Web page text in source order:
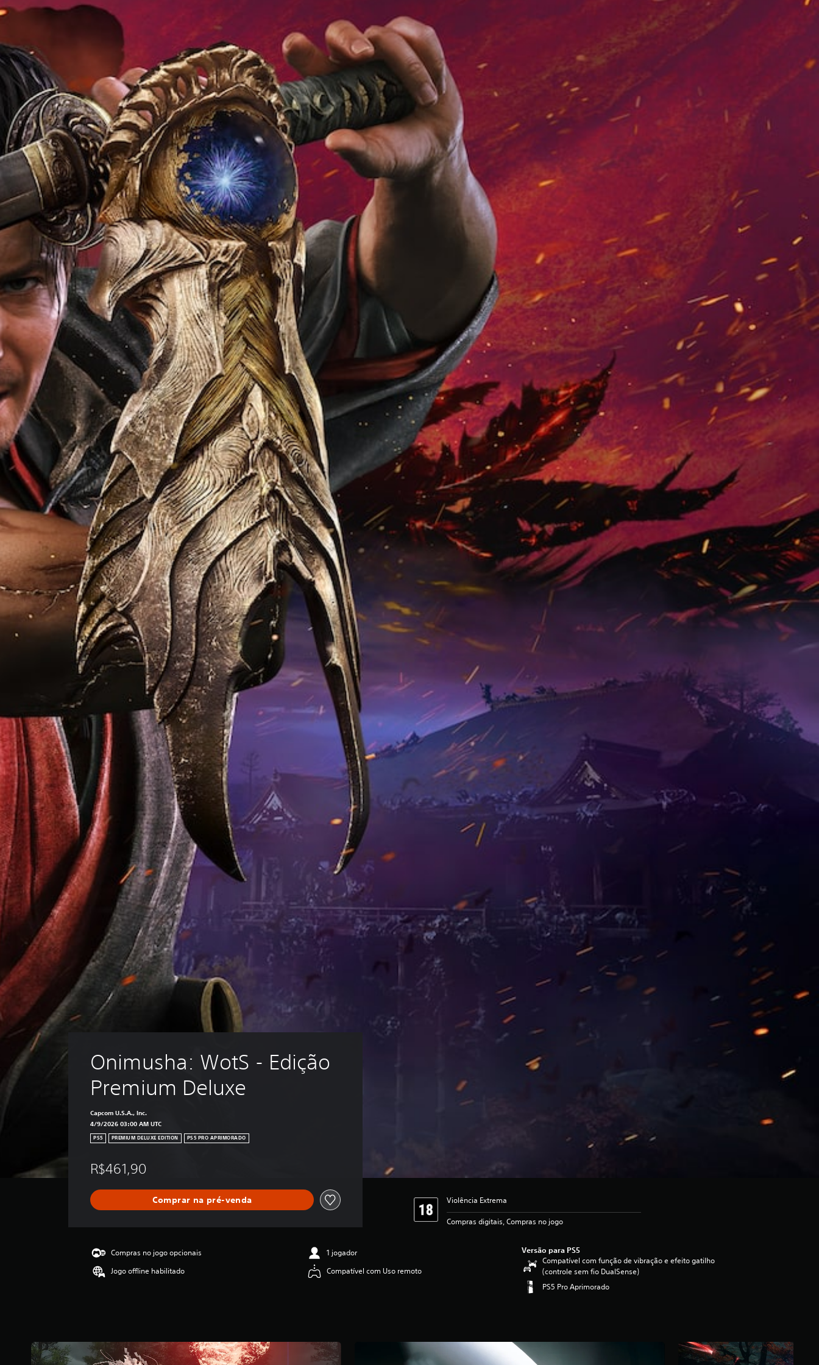
Onimusha: WotS - Edição
Premium Deluxe
Capcom U.S.A., Inc.
4/9/2026 03:00 AM UTC
PS5 PREMIUM DELUXE EDITION PS5 PRO APRIMORADO
R$461,90
Comprar na pré-venda Violência Extrema
Compras digitais, Compras no jogo
Compras no jogo opcionais
Jogo offline habilitado
1 jogador
Compatível com Uso remoto
Versão para PS5
Compatível com função de vibração e efeito gatilho
(controle sem fio DualSense)
PS5 Pro Aprimorado